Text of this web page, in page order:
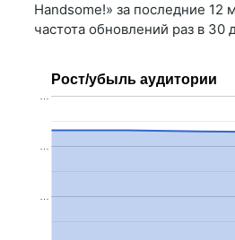
Handsome!» за последние 12
частота обновлений раз в 30
Рост/убыль аудитории
…
…
…